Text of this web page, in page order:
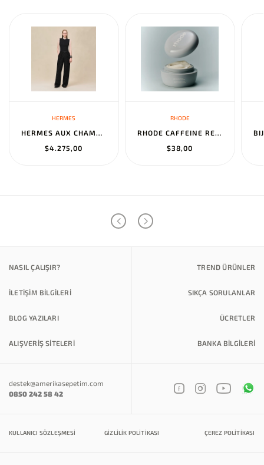
HERMES
HERMES AUX CHAMPS EN FLEURS" PANTS NOIR
$4.275,00
RHODE
RHODE CAFFEINE RESET SCULPTING CREAM MASK
$38,00
NASIL ÇALIŞIR? TREND ÜRÜNLER
İLETİŞİM BİLGİLERİ SIKÇA SORULANLAR
BLOG YAZILARI ÜCRETLER
ALIŞVERİŞ SİTELERİ BANKA BILGILERI
destek@amerikasepetim.com
0850 242 58 42
KULLANICI SÖZLEŞMESI GIZLILIK POLITIKASI ÇEREZ POLITIKASI